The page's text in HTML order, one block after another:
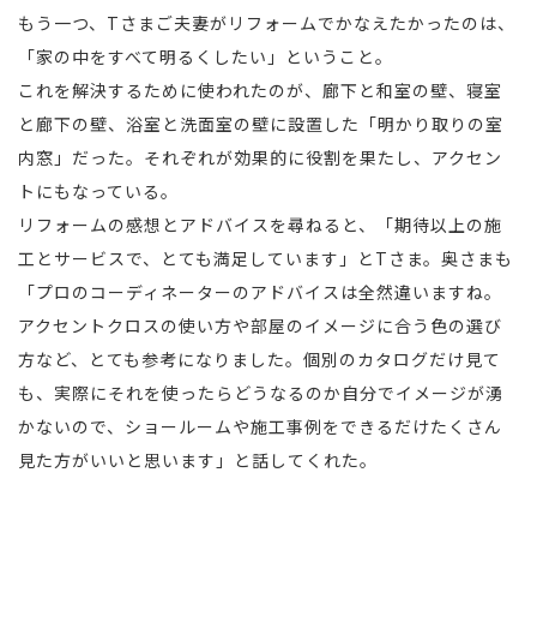
もう一つ、Tさまご夫妻がリフォームでかなえたかったのは、
「家の中をすべて明るくしたい」ということ。
これを解決するために使われたのが、廊下と和室の壁、寝室
と廊下の壁、浴室と洗面室の壁に設置した「明かり取りの室
内窓」だった。それぞれが効果的に役割を果たし、アクセン
トにもなっている。
リフォームの感想とアドバイスを尋ねると、「期待以上の施
工とサービスで、とても満足しています」とTさま。奥さまも
「プロのコーディネーターのアドバイスは全然違いますね。
アクセントクロスの使い方や部屋のイメージに合う色の選び
方など、とても参考になりました。個別のカタログだけ見て
も、実際にそれを使ったらどうなるのか自分でイメージが湧
かないので、ショールームや施工事例をできるだけたくさん
見た方がいいと思います」と話してくれた。